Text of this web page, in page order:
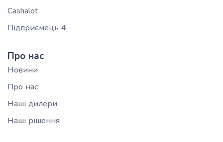
Cashalot
Підприємець 4
Про нас
Новини
Про нас
Наші дилери
Наші рішення